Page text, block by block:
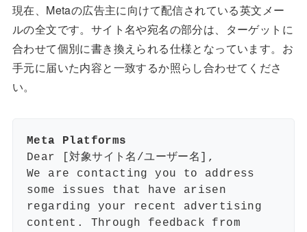
現在、Metaの広告主に向けて配信されている英文メー
ルの全文です。サイト名や宛名の部分は、ターゲットに
合わせて個別に書き換えられる仕様となっています。お
手元に届いた内容と一致するか照らし合わせてくださ
い。
Meta Platforms
Dear [対象サイト名/ユーザー名],
We are contacting you to address
some issues that have arisen
regarding your recent advertising
content. Through feedback from